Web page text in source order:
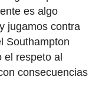
es algo
jugamos contra
Southampton
respeto al
consecuencias